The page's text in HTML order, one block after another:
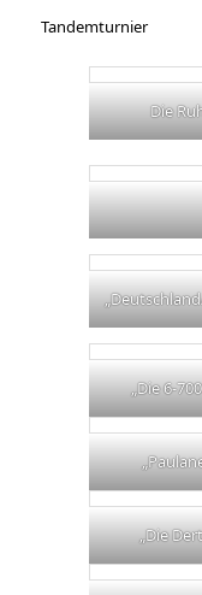
Tandemturnier
Die
„Die 6-
„Die